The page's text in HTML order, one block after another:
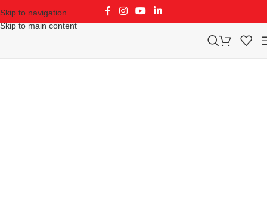
Skip to navigation
Skip to main content